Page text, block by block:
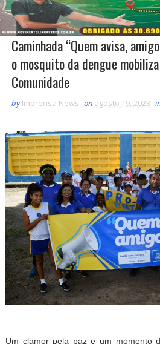
Caminhada “Quem avisa,
o mosquito da dengue
Comunidade
by Imprensa News on agosto 19, 2023
Um clamor pela paz e um momento